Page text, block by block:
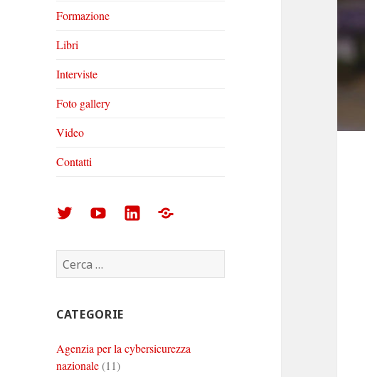
Formazione
Libri
Interviste
Foto gallery
Video
Contatti
Arturo
Corinto
su
Arturo
Corinto
su
Arturo
su
Foto
Ricerca
per:
CATEGORIE
Agenzia per la cybersicurezza
nazionale(11)